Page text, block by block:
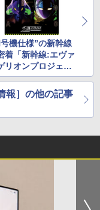
機仕様”の新幹線
着「新幹線:エヴァ
リオンプロジェク
TYPE EVAのす
」など53本
報］の他の記事